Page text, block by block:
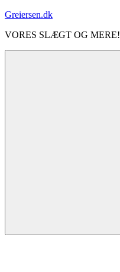
Videre
indhold
Greiersen.dk
VORES SLÆGT OG MERE!